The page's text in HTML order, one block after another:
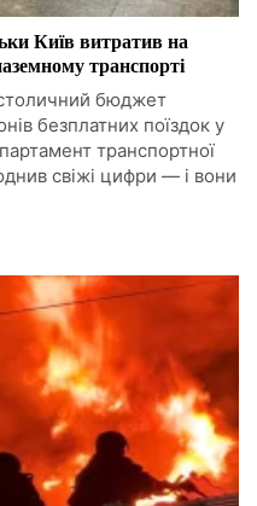
Київ витратив на
транспорті
бюджет
безплатних поїздок у
транспортної
свіжі цифри — і вони